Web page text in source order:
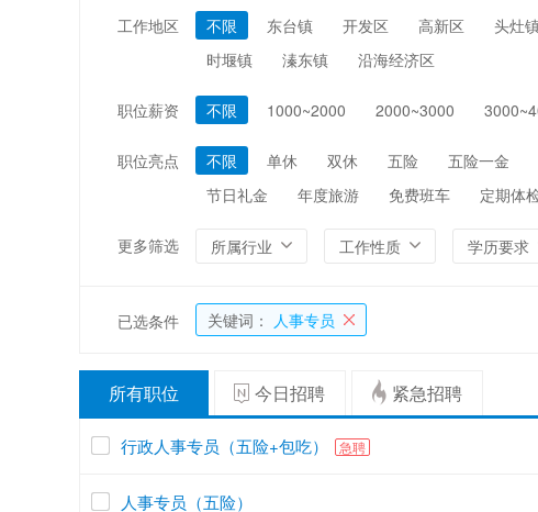
美容/美发
市场/媒介/公关
广告/会展/咨询
能源/电力/矿产
环保
工作地区 不限 东台镇 开发区 高新区 头灶
时堰镇
溱东镇 沿海经济区
职位薪资 不限 1000~2000 2000~3000
职位亮点 不限 单休 双休 五险 五险一金
节日礼金
年度旅游 免费班车 定期体
更多筛选 所属行业 工作性质 学历要求
已选条件 关键词： 人事专员
所有职位 今日招聘 紧急招聘
行政人事专员（五险+包吃） 急聘
人事专员（五险）